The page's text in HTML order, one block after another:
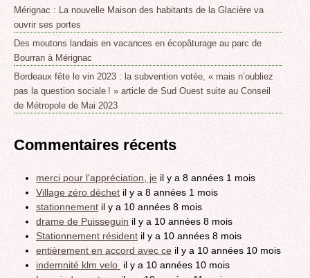
Mérignac : La nouvelle Maison des habitants de la Glacière va
ouvrir ses portes
Des moutons landais en vacances en écopâturage au parc de
Bourran à Mérignac
Bordeaux fête le vin 2023 : la subvention votée, « mais n’oubliez
pas la question sociale ! » article de Sud Ouest suite au Conseil
de Métropole de Mai 2023
Commentaires récents
merci pour l'appréciation, je il y a 8 années 1 mois
Village zéro déchet il y a 8 années 1 mois
stationnement il y a 10 années 8 mois
drame de Puisseguin il y a 10 années 8 mois
Stationnement résident il y a 10 années 8 mois
entièrement en accord avec ce il y a 10 années 10 mois
indemnité klm velo il y a 10 années 10 mois